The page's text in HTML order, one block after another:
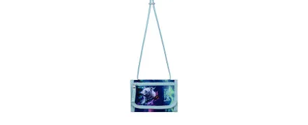
Šolske torbe in nahrbtniki glede na blagovno znamko
Pijača in malica za izlete